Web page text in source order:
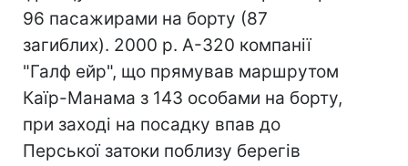
96 пасажирами на борту (87
загиблих). 2000 р. А-320 компанії
"Галф ейр", що прямував маршрутом
Каїр-Манама з 143 особами на борту,
при заході на посадку впав до
Перської затоки поблизу берегів